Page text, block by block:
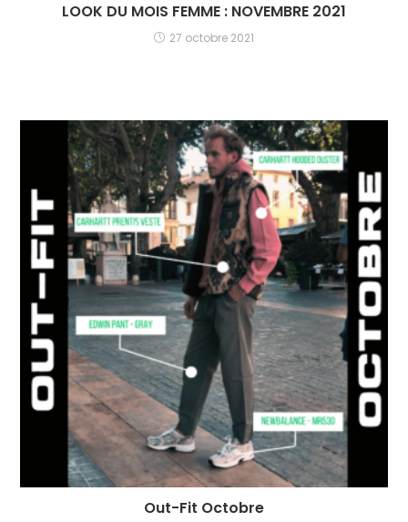
LOOK DU MOIS FEMME : NOVEMBRE 2021
27 octobre 2021
Out-Fit Octobre